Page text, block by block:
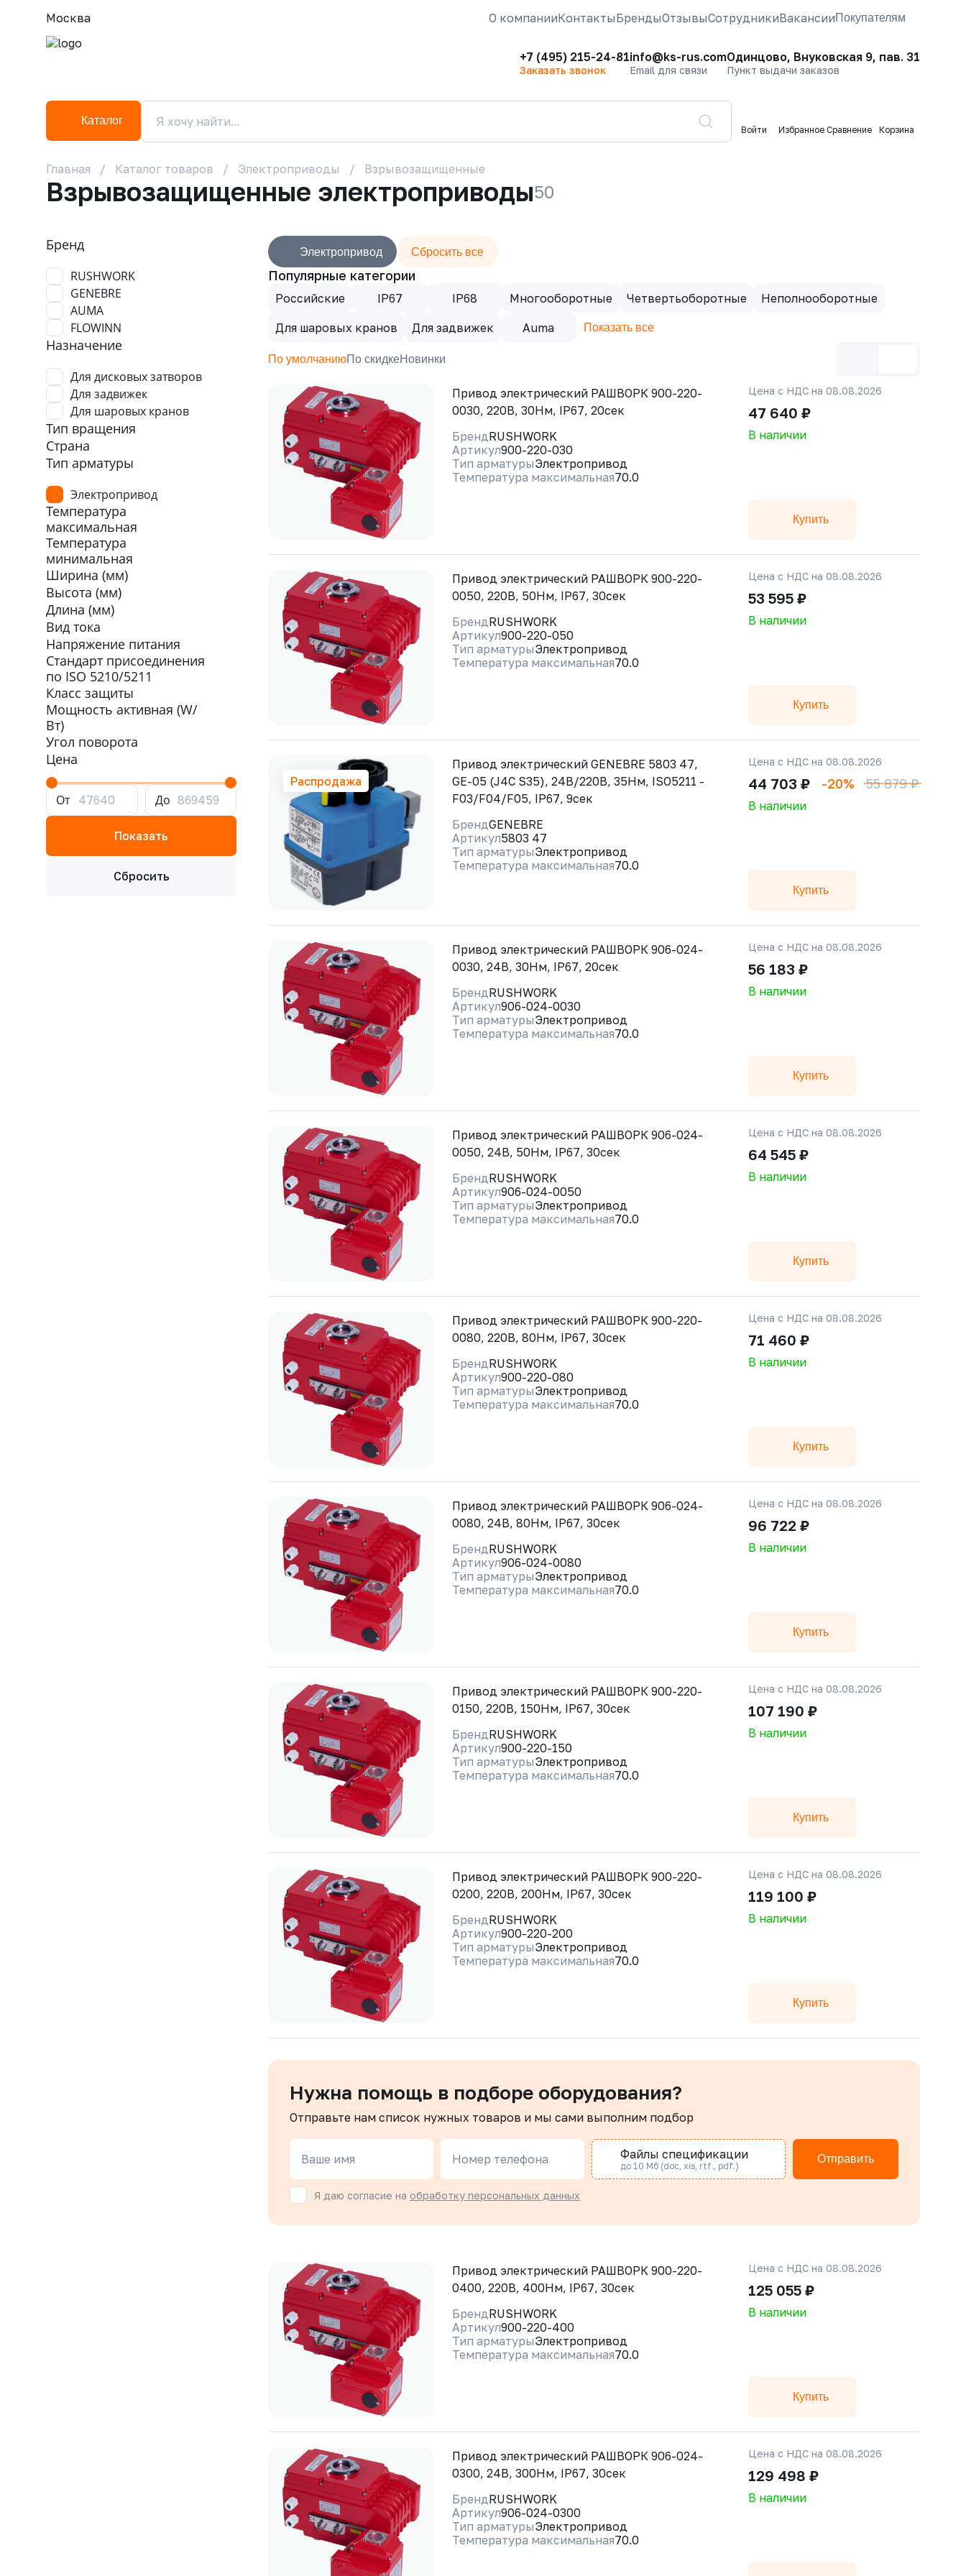
Москва О компанииКонтактыБрендыОтзывыСотрудникиВакансииПокупателям
+7 (495) 215-24-81
Заказать звонок
info@ks-rus.com
Email для связи
Одинцово, Внуковская 9, пав. 31
Пункт выдачи заказов
Каталог
Войти Избранное Сравнение Корзина
Главная Каталог товаров Электроприводы Взрывозащищенные
Взрывозащищенные электроприводы50
Бренд
RUSHWORK
GENEBRE
AUMA
FLOWINN
Назначение
Для дисковых затворов
Для задвижек
Для шаровых кранов
Тип вращения
Страна
Тип арматуры
Электропривод
Температура
максимальная
Температура
минимальная
Ширина (мм)
Высота (мм)
Длина (мм)
Вид тока
Напряжение питания
Стандарт присоединения
по ISO 5210/5211
Класс защиты
Мощность активная (W/
Вт)
Угол поворота
Цена
От До
Электропривод Сбросить все
Популярные категории
Российские IP67 IP68 Многооборотные Четвертьоборотные Неполнооборотные
Для шаровых кранов Для задвижек Auma Показать все
По умолчаниюПо скидкеНовинки
Привод электрический РАШВОРК 900-220-
0030, 220В, 30Нм, IP67, 20сек
БрендRUSHWORK
Артикул900-220-030
Тип арматурыЭлектропривод
Температура максимальная70.0
Цена с НДС на 08.08.2026
47 640 ₽
В наличии
Купить
Привод электрический РАШВОРК 900-220-
0050, 220В, 50Нм, IP67, 30сек
БрендRUSHWORK
Артикул900-220-050
Тип арматурыЭлектропривод
Температура максимальная70.0
Цена с НДС на 08.08.2026
53 595 ₽
В наличии
Купить
Распродажа
Привод электрический GENEBRE 5803 47,
GE-05 (J4C S35), 24В/220В, 35Нм, ISO5211 -
F03/F04/F05, IP67, 9сек
БрендGENEBRE
Артикул5803 47
Тип арматурыЭлектропривод
Температура максимальная70.0
Цена с НДС на 08.08.2026
44 703 ₽ -20% 55 879 ₽
В наличии
Купить
Привод электрический РАШВОРК 906-024-
0030, 24В, 30Нм, IP67, 20сек
БрендRUSHWORK
Артикул906-024-0030
Тип арматурыЭлектропривод
Температура максимальная70.0
Цена с НДС на 08.08.2026
56 183 ₽
В наличии
Купить
Привод электрический РАШВОРК 906-024-
0050, 24В, 50Нм, IP67, 30сек
БрендRUSHWORK
Артикул906-024-0050
Тип арматурыЭлектропривод
Температура максимальная70.0
Цена с НДС на 08.08.2026
64 545 ₽
В наличии
Купить
Привод электрический РАШВОРК 900-220-
0080, 220В, 80Нм, IP67, 30сек
БрендRUSHWORK
Артикул900-220-080
Тип арматурыЭлектропривод
Температура максимальная70.0
Цена с НДС на 08.08.2026
71 460 ₽
В наличии
Купить
Привод электрический РАШВОРК 906-024-
0080, 24В, 80Нм, IP67, 30сек
БрендRUSHWORK
Артикул906-024-0080
Тип арматурыЭлектропривод
Температура максимальная70.0
Цена с НДС на 08.08.2026
96 722 ₽
В наличии
Купить
Привод электрический РАШВОРК 900-220-
0150, 220В, 150Нм, IP67, 30сек
БрендRUSHWORK
Артикул900-220-150
Тип арматурыЭлектропривод
Температура максимальная70.0
Цена с НДС на 08.08.2026
107 190 ₽
В наличии
Купить
Привод электрический РАШВОРК 900-220-
0200, 220В, 200Нм, IP67, 30сек
БрендRUSHWORK
Артикул900-220-200
Тип арматурыЭлектропривод
Температура максимальная70.0
Цена с НДС на 08.08.2026
119 100 ₽
В наличии
Купить
Нужна помощь в подборе оборудования?
Отправьте нам список нужных товаров и мы сами выполним подбор
Ваше имя Номер телефона Файлы спецификации
до 10 Мб (doc, xis, rtf., pdf.)
Отправить
Я даю согласие на обработку персональных данных
Привод электрический РАШВОРК 900-220-
0400, 220В, 400Нм, IP67, 30сек
БрендRUSHWORK
Артикул900-220-400
Тип арматурыЭлектропривод
Температура максимальная70.0
Цена с НДС на 08.08.2026
125 055 ₽
В наличии
Купить
Привод электрический РАШВОРК 906-024-
0300, 24В, 300Нм, IP67, 30сек
БрендRUSHWORK
Артикул906-024-0300
Тип арматурыЭлектропривод
Температура максимальная70.0
Цена с НДС на 08.08.2026
129 498 ₽
В наличии